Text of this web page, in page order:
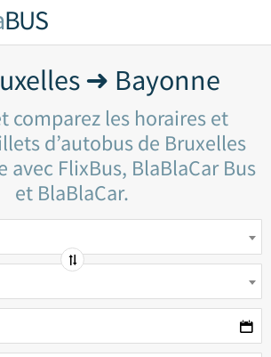
BUS
➜ Bayonne
comparez les horaires et
d’autobus de Bruxelles
avec FlixBus, BlaBlaCar Bus
et BlaBlaCar.